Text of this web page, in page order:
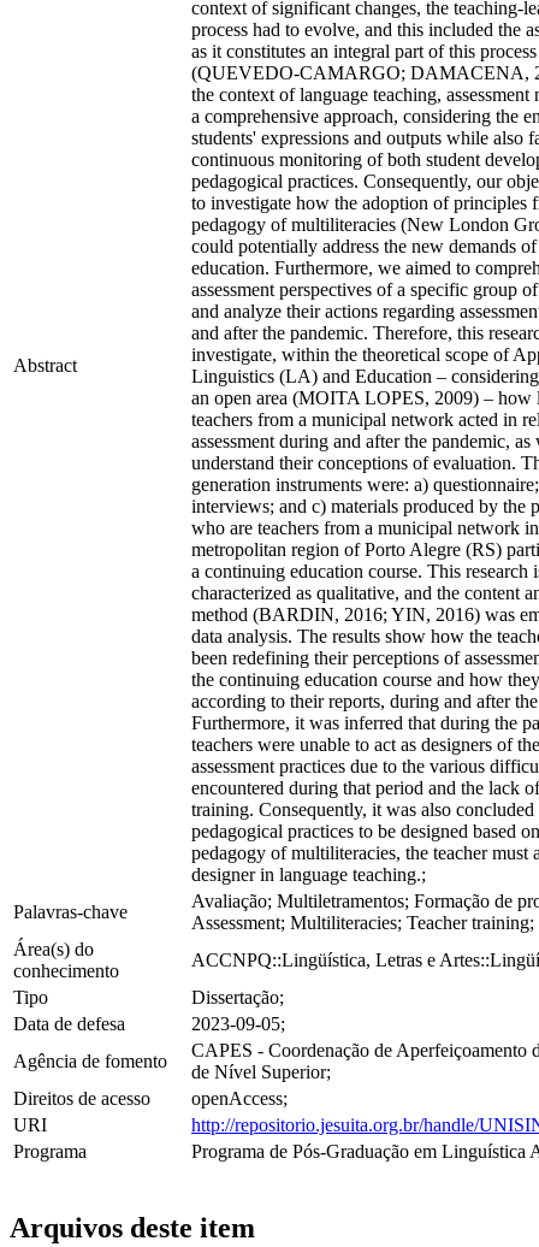
Abstract
context of significant changes, the teaching-
process had to evolve, and this included the
as it constitutes an integral part of this process
(QUEVEDO-CAMARGO; DAMACENA,
the context of language teaching, assessment
a comprehensive approach, considering the
students' expressions and outputs while also
continuous monitoring of both student
pedagogical practices. Consequently, our
to investigate how the adoption of principles
pedagogy of multiliteracies (New London
could potentially address the new demands
education. Furthermore, we aimed to
assessment perspectives of a specific group
and analyze their actions regarding
and after the pandemic. Therefore, this
investigate, within the theoretical scope of
Linguistics (LA) and Education –
an open area (MOITA LOPES, 2009) – how
teachers from a municipal network acted in
assessment during and after the pandemic, as
understand their conceptions of evaluation.
generation instruments were: a)
interviews; and c) materials produced by the
who are teachers from a municipal network
metropolitan region of Porto Alegre (RS)
a continuing education course. This research
characterized as qualitative, and the content
method (BARDIN, 2016; YIN, 2016) was
data analysis. The results show how the
been redefining their perceptions of
the continuing education course and how
according to their reports, during and after
Furthermore, it was inferred that during the
teachers were unable to act as designers of
assessment practices due to the various
encountered during that period and the lack
training. Consequently, it was also
pedagogical practices to be designed based
pedagogy of multiliteracies, the teacher must
designer in language teaching.;
Palavras-chave
Avaliação; Multiletramentos; Formação de
Assessment; Multiliteracies; Teacher training;
Área(s) do
conhecimento
ACCNPQ::Lingüística, Letras e
Tipo
Dissertação;
Data de defesa
2023-09-05;
Agência de fomento
CAPES - Coordenação de Aperfeiçoamento
de Nível Superior;
Direitos de acesso
openAccess;
URI
http://repositorio.jesuita.org.br/handle/
Programa
Programa de Pós-Graduação em Linguística
Arquivos deste item